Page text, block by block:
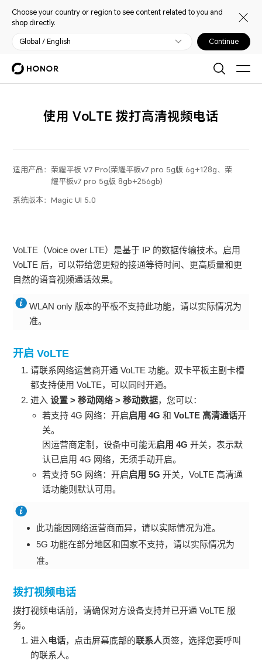
Choose your country or region to see content related to you and
shop directly.
Global / English Continue
使用 VoLTE 拨打高清视频电话
适用产品： 荣耀平板 V7 Pro(荣耀平板v7 pro 5g版 6g+128g、荣
耀平板v7 pro 5g版 8gb+256gb)
系统版本：Magic UI 5.0
VoLTE（Voice over LTE）是基于 IP 的数据传输技术。启用
VoLTE 后，可以带给您更短的接通等待时间、更高质量和更
自然的语音视频通话效果。
WLAN only 版本的平板不支持此功能，请以实际情况为
准。
开启 VoLTE
请联系网络运营商开通 VoLTE 功能。双卡平板主副卡槽
都支持使用 VoLTE，可以同时开通。
进入设置 >移动网络 >移动数据，您可以：
若支持 4G 网络：开启启用 4G 和VoLTE 高清通话开
关。
因运营商定制，设备中可能无启用 4G 开关，表示默
认已启用 4G 网络，无须手动开启。
若支持 5G 网络：开启启用 5G 开关，VoLTE 高清通
话功能则默认可用。
此功能因网络运营商而异，请以实际情况为准。
5G 功能在部分地区和国家不支持，请以实际情况为
准。
拨打视频电话
拨打视频电话前，请确保对方设备支持并已开通 VoLTE 服
务。
进入电话，点击屏幕底部的联系人页签，选择您要呼叫
的联系人。